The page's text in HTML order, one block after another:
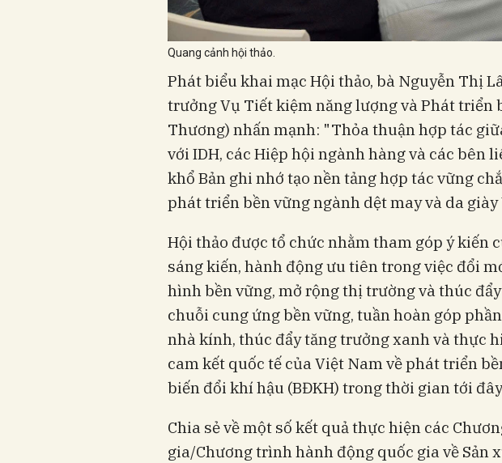
Quang cảnh hội thảo.
Phát biểu khai mạc Hội thảo, bà Nguyễn Thị
trưởng Vụ Tiết kiệm năng lượng và Phát triển
Thương) nhấn mạnh: "Thỏa thuận hợp tác
với IDH, các Hiệp hội ngành hàng và các bên
khổ Bản ghi nhớ tạo nền tảng hợp tác vững
phát triển bền vững ngành dệt may và da giày
Hội thảo được tổ chức nhằm tham góp ý kiến
sáng kiến, hành động ưu tiên trong việc đổi
hình bền vững, mở rộng thị trường và thúc
chuỗi cung ứng bền vững, tuần hoàn góp
nhà kính, thúc đẩy tăng trưởng xanh và thực
cam kết quốc tế của Việt Nam về phát triển
biến đổi khí hậu (BĐKH) trong thời gian tới
Chia sẻ về một số kết quả thực hiện các
gia/Chương trình hành động quốc gia về Sản